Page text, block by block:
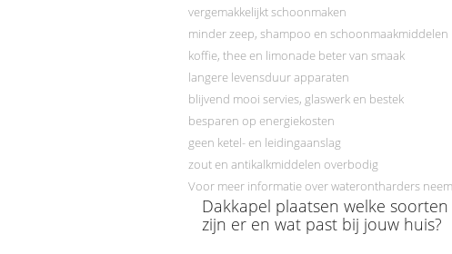
vergemakkelijkt schoonmaken
minder zeep, shampoo en schoonmaakmiddelen
koffie, thee en limonade beter van smaak
langere levensduur apparaten
blijvend mooi servies, glaswerk en bestek
besparen op energiekosten
geen ketel- en leidingaanslag
zout en antikalkmiddelen overbodig
Voor meer informatie over waterontharders
Dakkapel plaatsen welke soorten
zijn er en wat past bij jouw huis?